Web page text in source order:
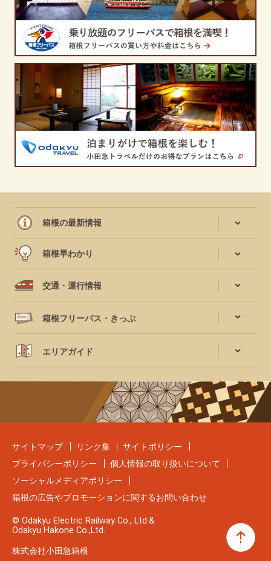
箱根の最新情報
箱根早わかり
交通・運行情報
箱根フリーパス・きっぷ
エリアガイド
サイトマップ リンク集
サイトポリシー
プライバシーポリシー
個人情報の取り扱いについて
ソーシャルメディアポリシー
箱根の広告やプロモーションに関するお問い合わせ
© Odakyu Electric Railway Co., Ltd.&
Odakyu Hakone Co.,Ltd.
株式会社小田急箱根